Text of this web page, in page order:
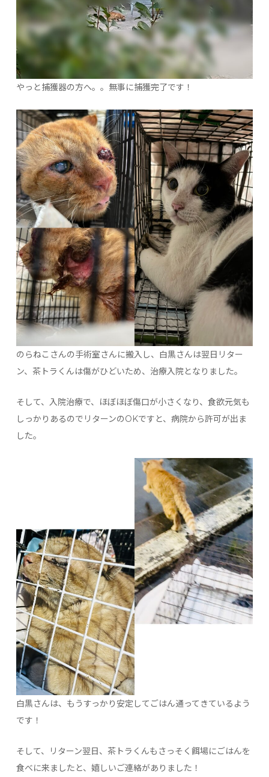
やっと捕獲器の方へ。。無事に捕獲完了です！
のらねこさんの手術室さんに搬入し、白黒さんは翌日リター
ン、茶トラくんは傷がひどいため、治療入院となりました。
そして、入院治療で、ほぼほぼ傷口が小さくなり、食欲元気も
しっかりあるのでリターンのOKですと、病院から許可が出ま
した。
白黒さんは、もうすっかり安定してごはん通ってきているよう
です！
そして、リターン翌日、茶トラくんもさっそく餌場にごはんを
食べに来ましたと、嬉しいご連絡がありました！